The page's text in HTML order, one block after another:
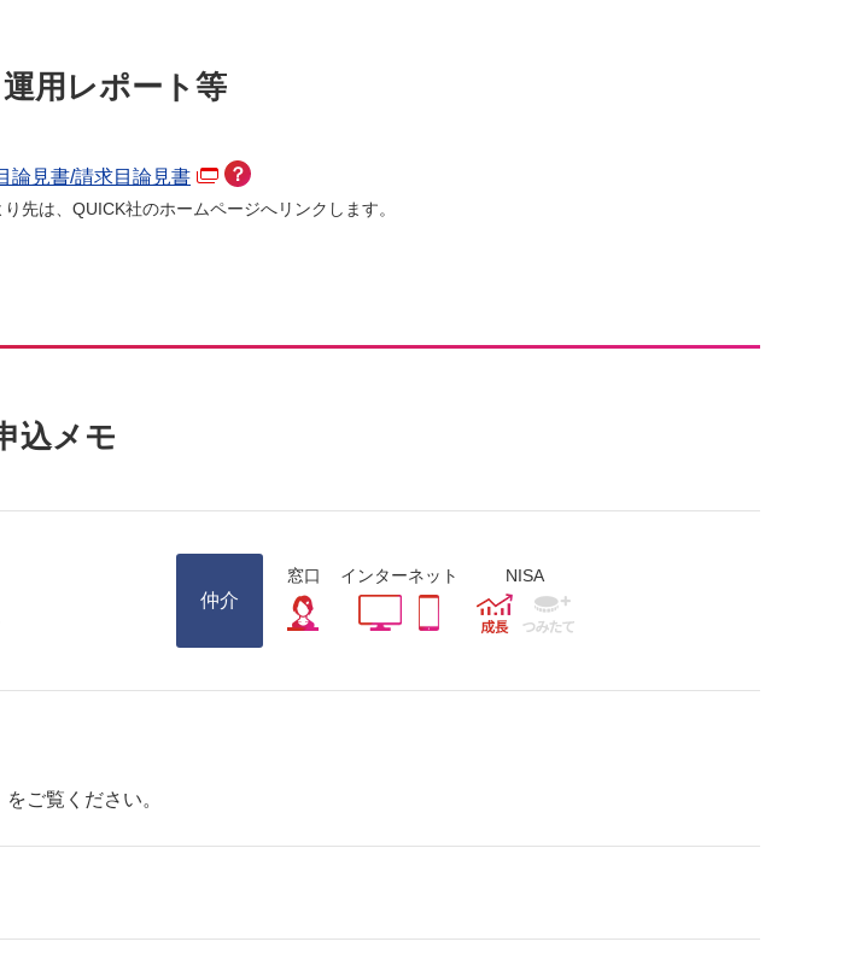
用レポート等
論見書/請求目論見書 ？
り先は、QUICK社のホームページへリンクします。
込メモ
仲介
窓口 インターネット NISA
ご覧ください。